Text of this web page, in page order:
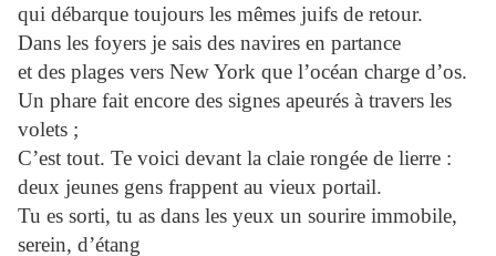
qui débarque toujours les mêmes juifs de retour.
Dans les foyers je sais des navires en partance
et des plages vers New York que l’océan charge d’os.
Un phare fait encore des signes apeurés à travers les
volets ;
C’est tout. Te voici devant la claie rongée de lierre :
deux jeunes gens frappent au vieux portail.
Tu es sorti, tu as dans les yeux un sourire immobile,
serein, d’étang